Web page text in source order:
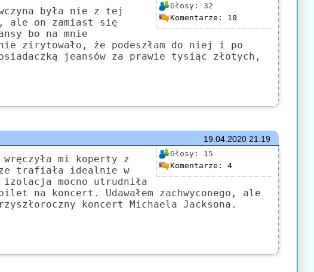
Głosy: 32
Komentarze: 10
była nie z tej
ale on zamiast się
bo na mnie
zirytowało, że podeszłam do niej i po
jeansów za prawie tysiąc złotych,
19.04.202021:19
Głosy: 15
Komentarze: 4
mi koperty z
trafiała idealnie w
izolacja mocno utrudniła
na koncert. Udawałem zachwyconego, ale
koncert Michaela Jacksona.